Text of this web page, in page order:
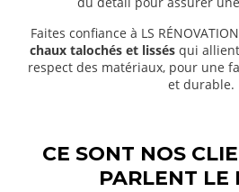
Faites confiance à LS
chaux talochés et lissésqui allient
respect des matériaux, pour une
et durable.
CE SONT NOS
PARLENT LE